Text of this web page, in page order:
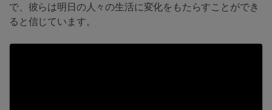
で、彼らは明日の人々の生活に変化をもたらすことができ
ると信じています。